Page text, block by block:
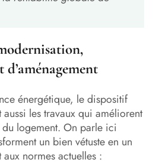
d’aménagement
énergétique, le dispositif
les travaux qui améliorent
logement. On parle ici
un bien vétuste en un
normes actuelles :